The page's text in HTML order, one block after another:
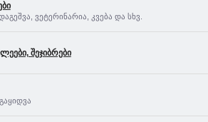
ვეტერინარია, კვება და სხვ.
შეჯიბრები